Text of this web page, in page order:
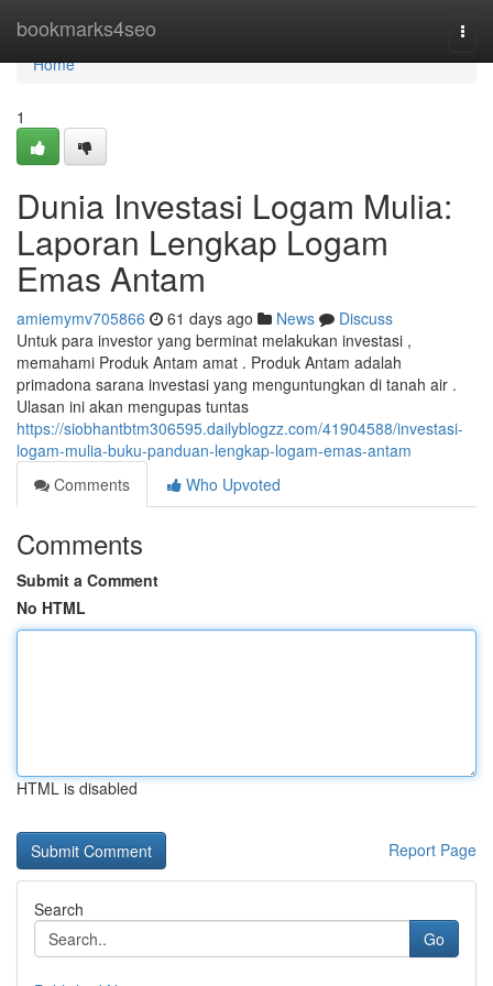
bookmarks4seo
Home
Home
1
Dunia Investasi Logam Mulia:
Laporan Lengkap Logam
Emas Antam
amiemymv705866 61 days ago News
Discuss
Untuk para investor yang berminat melakukan investasi ,
memahami Produk Antam amat . Produk Antam adalah
primadona sarana investasi yang menguntungkan di tanah air .
Ulasan ini akan mengupas tuntas
https://siobhantbtm306595.dailyblogzz.com/41904588/investasi-
logam-mulia-buku-panduan-lengkap-logam-emas-antam
Comments
Who Upvoted
Comments
Submit a Comment
No HTML
HTML is disabled
Report Page
Search
Go